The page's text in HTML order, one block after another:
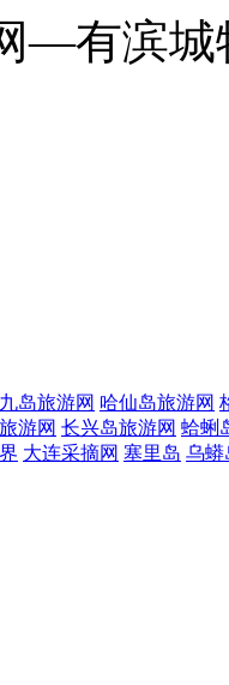
—有滨城
岛旅游网 哈仙岛旅游网
游网 长兴岛旅游网 蛤蜊
大连采摘网 塞里岛 乌蟒